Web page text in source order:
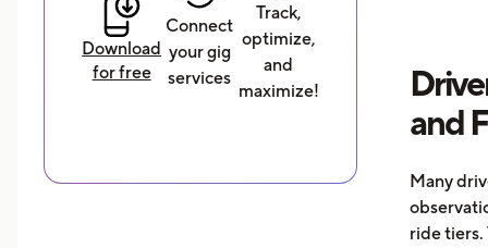
Download
for free
Connect
your gig
services
Track,
optimize,
and
maximize!
and
Many
ride tiers.